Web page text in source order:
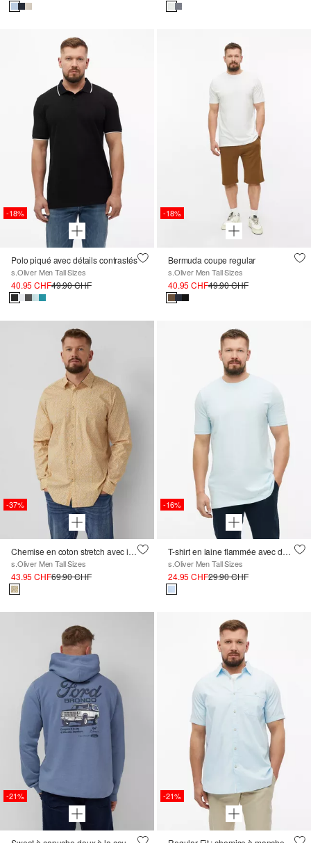
-18%
Polo piqué avec détails contrastés
s.Oliver Men Tall Sizes
40.95 CHF49.90 CHF
-18%
Bermuda coupe regular
s.Oliver Men Tall Sizes
40.95 CHF49.90 CHF
-37%
Chemise en coton stretch avec imprimé all-over
s.Oliver Men Tall Sizes
43.95 CHF69.90 CHF
-16%
T-shirt en laine flammée avec détail du logo
s.Oliver Men Tall Sizes
24.95 CHF29.90 CHF
-21% -21%